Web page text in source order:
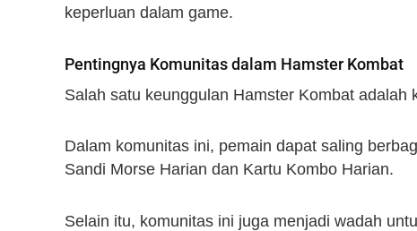
keperluan dalam game.
Pentingnya Komunitas dalam Hamster Kombat
Salah satu keunggulan Hamster Kombat adalah
Dalam komunitas ini, pemain dapat saling
Sandi Morse Harian dan Kartu Kombo Harian.
Selain itu, komunitas ini juga menjadi wadah